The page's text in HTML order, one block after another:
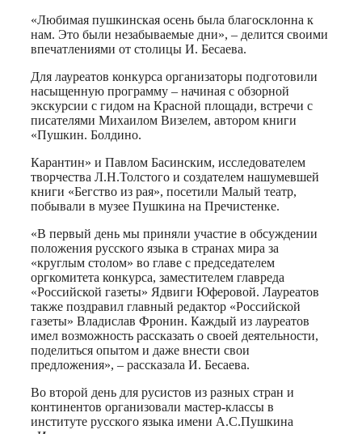
«Любимая пушкинская осень была благосклонна к
нам. Это были незабываемые дни», – делится своими
впечатлениями от столицы И. Бесаева.
Для лауреатов конкурса организаторы подготовили
насыщенную программу – начиная с обзорной
экскурсии с гидом на Красной площади, встречи с
писателями Михаилом Визелем, автором книги
«Пушкин. Болдино.
Карантин» и Павлом Басинским, исследователем
творчества Л.Н.Толстого и создателем нашумевшей
книги «Бегство из рая», посетили Малый театр,
побывали в музее Пушкина на Пречистенке.
«В первый день мы приняли участие в обсуждении
положения русского языка в странах мира за
«круглым столом» во главе с председателем
оргкомитета конкурса, заместителем главреда
«Российской газеты» Ядвиги Юферовой. Лауреатов
также поздравил главный редактор «Российской
газеты» Владислав Фронин. Каждый из лауреатов
имел возможность рассказать о своей деятельности,
поделиться опытом и даже внести свои
предложения», – рассказала И. Бесаева.
Во второй день для русистов из разных стран и
континентов организовали мастер-классы в
институте русского языка имени А.С.Пушкина